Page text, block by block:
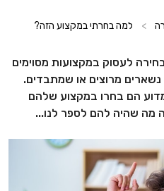
> למה בחרתי במקצוע הזה?
לעסוק במקצועות מסוימים
מרוצים או שמתבדים.
מדוע הם בחרו במקצוע שלהם
מה שהיה להם לספר לנו...